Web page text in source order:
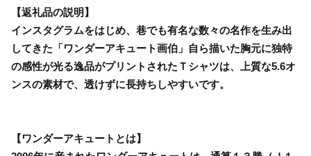
【返礼品の説明】
インスタグラムをはじめ、巷でも有名な数々の名作を生み出
してきた「ワンダーアキュート画伯」自ら描いた胸元に独特
の感性が光る逸品がプリントされたＴシャツは、上質な5.6オ
ンスの素材で、透けずに長持ちしやすいです。
【ワンダーアキュートとは】